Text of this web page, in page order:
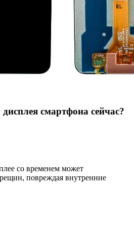
дисплея смартфона сейчас?
со временем может
повреждая внутренние